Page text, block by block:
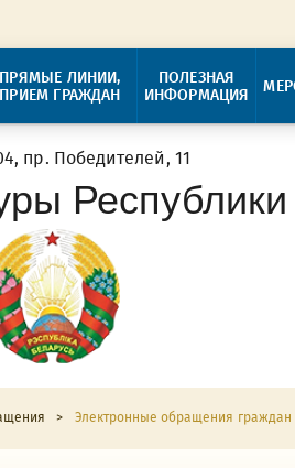
ПРЯМЫЕ ЛИНИИ,
ПРИЕМ ГРАЖДАН
ПОЛЕЗНАЯ
ИНФОРМАЦИЯ
пр. Победителей, 11
> Электронные обращения граждан